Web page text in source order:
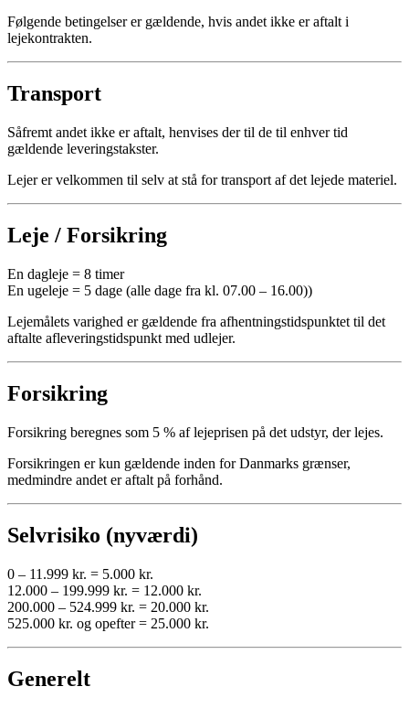
Følgende betingelser er gældende, hvis andet ikke er aftalt i
lejekontrakten.
Transport
Såfremt andet ikke er aftalt, henvises der til de til enhver tid
gældende leveringstakster.
Lejer er velkommen til selv at stå for transport af det lejede materiel.
Leje / Forsikring
En dagleje = 8 timer
En ugeleje = 5 dage (alle dage fra kl. 07.00 – 16.00))
Lejemålets varighed er gældende fra afhentningstidspunktet til det
aftalte afleveringstidspunkt med udlejer.
Forsikring
Forsikring beregnes som 5 % af lejeprisen på det udstyr, der lejes.
Forsikringen er kun gældende inden for Danmarks grænser,
medmindre andet er aftalt på forhånd.
Selvrisiko (nyværdi)
0 – 11.999 kr. = 5.000 kr.
12.000 – 199.999 kr. = 12.000 kr.
200.000 – 524.999 kr. = 20.000 kr.
525.000 kr. og opefter = 25.000 kr.
Generelt